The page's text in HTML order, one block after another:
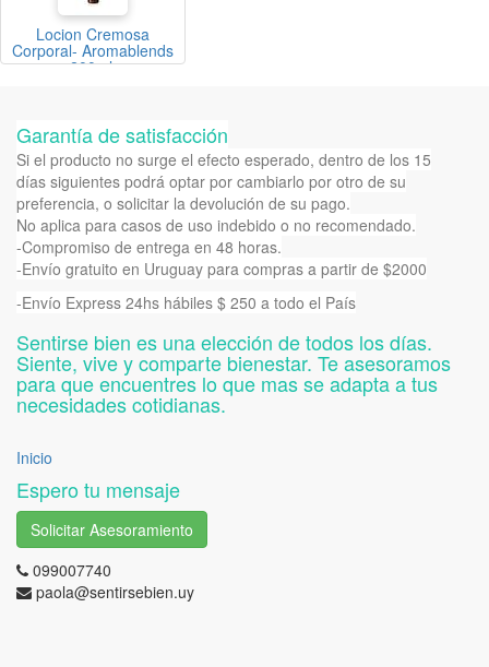
Locion Cremosa
Corporal- Aromablends
200ml.
Garantía de satisfacción
Si el producto no surge el efecto esperado, dentro de los 15
días siguientes podrá optar por cambiarlo por otro de su
preferencia, o solicitar la devolución de su pago.
No aplica para casos de uso indebido o no recomendado.
-Compromiso de entrega en 48 horas.
-Envío gratuito en Uruguay para compras a partir de $2000
-Envío Express 24hs hábiles $ 250 a todo el País
Sentirse bien es una elección de todos los días.
Siente, vive y comparte bienestar. Te asesoramos
para que encuentres lo que mas se adapta a tus
necesidades cotidianas.
Inicio
Espero tu mensaje
Solicitar Asesoramiento
099007740
paola@sentirsebien.uy